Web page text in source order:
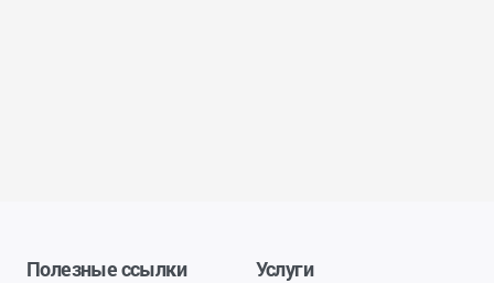
Полезные ссылки Услуги